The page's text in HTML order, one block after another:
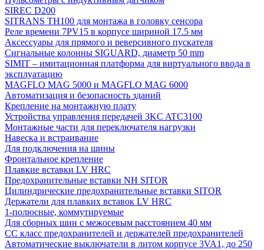
SIREC D200
SITRANS TH100 для монтажа в головку сенсора
Реле времени 7PV15 в корпусе шириной 17.5 мм
Аксессуары для прямого и реверсивного пускателя
Сигнальные колонны SIGUARD, диаметр 50 mm
SIMIT – имитационная платформа для виртуального ввода в
эксплуатацию
MAGFLO MAG 5000 и MAGFLO MAG 6000
Автоматизация и безопасность зданий
Крепление на монтажную плату
Устройства управления передачей 3KC ATC3100
Монтажные части для переключателя нагрузки
Навеска и встраивание
Для подключения на шины
Фронтальное крепление
Плавкие вставки LV HRC
Предохранительные вставки NH SITOR
Цилиндрические предохранительные вставки SITOR
Держатели для плавких вставок LV HRC
1-полюсные, коммутируемые
Для сборных шин с межосевым расстоянием 40 мм
СС класс предохранителей и держателей предохранителей
Автоматические выключатели в литом корпусе 3VA1, до 250